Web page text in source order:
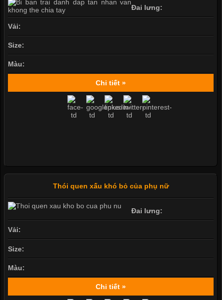
Đai lưng:
Vải:
Size:
Màu:
Chi tiết »
Thói quen xấu khó bỏ của phụ nữ
Đai lưng:
Vải:
Size:
Màu:
Chi tiết »